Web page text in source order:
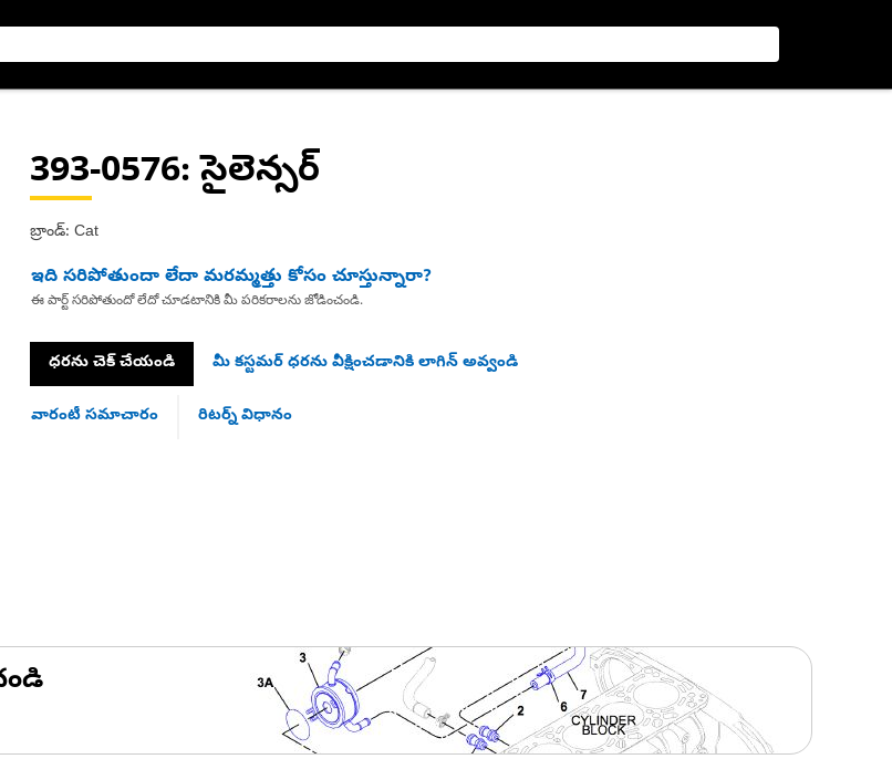
393-0576: సైలెన్సర్
బ్రాండ్: Cat
ఇది సరిపోతుందా లేదా మరమ్మత్తు కోసం చూస్తున్నారా?
ఈ పార్ట్ సరిపోతుందో లేదో చూడటానికి మీ పరికరాలను జోడించండి.
ధరను చెక్ చేయండి మీ కస్టమర్ ధరను వీక్షించడానికి లాగిన్ అవ్వండి
వారంటీ సమాచారం రిటర్న్ విధానం